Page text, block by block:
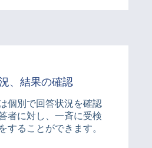
、結果の確認
個別で回答状況を確認
者に対し、一斉に受検
することができます。